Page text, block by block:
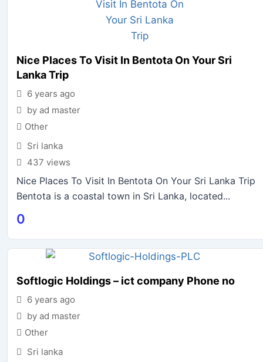
Nice Places To Visit In Bentota On Your Sri
Lanka Trip
6 years ago
by ad master
Other
Sri lanka
437 views
Nice Places To Visit In Bentota On Your Sri Lanka Trip
Bentota is a coastal town in Sri Lanka, located...
0
Softlogic Holdings – ict company Phone no
6 years ago
by ad master
Other
Sri lanka